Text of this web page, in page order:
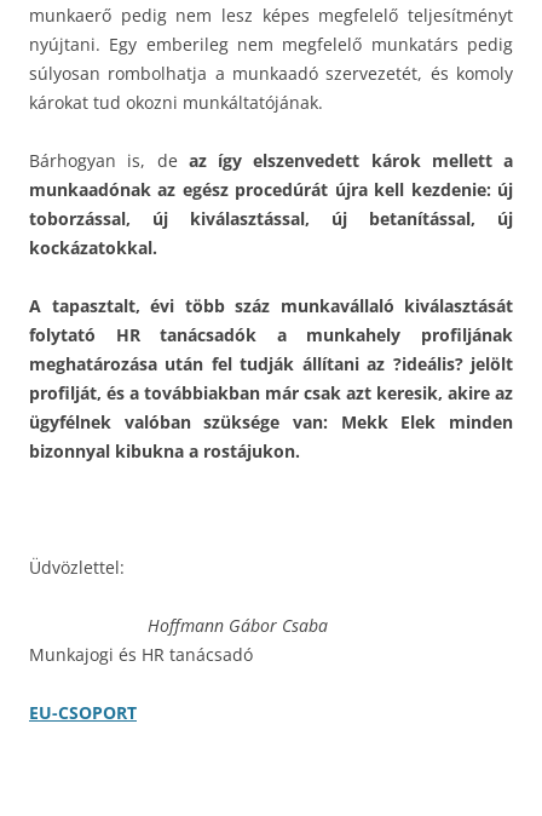
munkaerő pedig nem lesz képes megfelelő teljesítményt
nyújtani. Egy emberileg nem megfelelő munkatárs pedig
súlyosan rombolhatja a munkaadó szervezetét, és komoly
károkat tud okozni munkáltatójának.
Bárhogyan is, de az így elszenvedett károk mellett a
munkaadónak az egész procedúrát újra kell kezdenie: új
toborzással, új kiválasztással, új betanítással, új
kockázatokkal.
A tapasztalt, évi több száz munkavállaló kiválasztását
folytató HR tanácsadók a munkahely profiljának
meghatározása után fel tudják állítani az ?ideális? jelölt
profilját, és a továbbiakban már csak azt keresik, akire az
ügyfélnek valóban szüksége van: Mekk Elek minden
bizonnyal kibukna a rostájukon.
Üdvözlettel:
Hoffmann Gábor Csaba
Munkajogi és HR tanácsadó
EU-CSOPORT